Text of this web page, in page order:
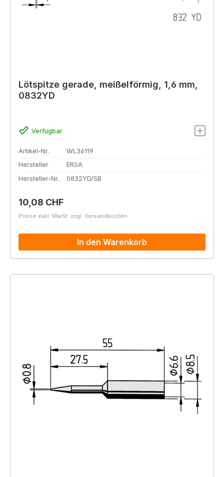
Lötspitze gerade, meißelförmig, 1,6 mm,
0832YD
Verfügbar
Artikel-Nr.
WL36119
Hersteller
ERSA
Hersteller-Nr.
0832YD/SB
Regulärer Preis:
10,08 CHF
Preise exkl. MwSt. zzgl. Versandkosten
In den Warenkorb